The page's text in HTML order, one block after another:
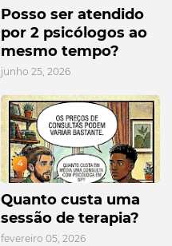
Posso ser atendido
por 2 psicólogos ao
mesmo tempo?
junho 25, 2026
4
Quanto custa uma
sessão de terapia?
fevereiro 05, 2026